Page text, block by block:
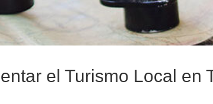
el Turismo Local en